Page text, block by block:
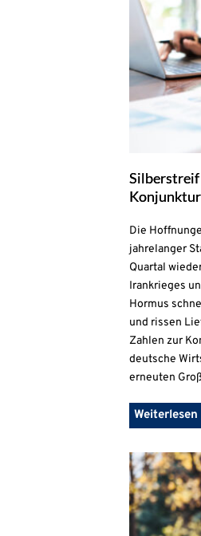
Die
jahrelanger
Quartal
Irankrieges
Hormus
und rissen
Zahlen zur
deutsche
erneuten
Weiterlesen